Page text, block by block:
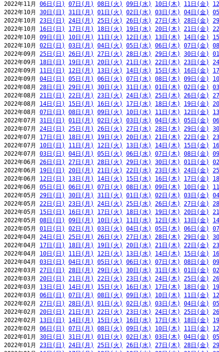
2022年11月 06日(日) 07日(月) 08日(火) 09日(水) 10日(木) 11日(金)
2022年10月 30日(日) 31日(月) 01日(火) 02日(水) 03日(木) 04日(金)
2022年10月 23日(日) 24日(月) 25日(火) 26日(水) 27日(木) 28日(金)
2022年10月 16日(日) 17日(月) 18日(火) 19日(水) 20日(木) 21日(金)
2022年10月 09日(日) 10日(月) 11日(火) 12日(水) 13日(木) 14日(金)
2022年10月 02日(日) 03日(月) 04日(火) 05日(水) 06日(木) 07日(金)
2022年09月 25日(日) 26日(月) 27日(火) 28日(水) 29日(木) 30日(金)
2022年09月 18日(日) 19日(月) 20日(火) 21日(水) 22日(木) 23日(金)
2022年09月 11日(日) 12日(月) 13日(火) 14日(水) 15日(木) 16日(金)
2022年09月 04日(日) 05日(月) 06日(火) 07日(水) 08日(木) 09日(金)
2022年08月 28日(日) 29日(月) 30日(火) 31日(水) 01日(木) 02日(金)
2022年08月 21日(日) 22日(月) 23日(火) 24日(水) 25日(木) 26日(金)
2022年08月 14日(日) 15日(月) 16日(火) 17日(水) 18日(木) 19日(金)
2022年08月 07日(日) 08日(月) 09日(火) 10日(水) 11日(木) 12日(金)
2022年07月 31日(日) 01日(月) 02日(火) 03日(水) 04日(木) 05日(金)
2022年07月 24日(日) 25日(月) 26日(火) 27日(水) 28日(木) 29日(金)
2022年07月 17日(日) 18日(月) 19日(火) 20日(水) 21日(木) 22日(金)
2022年07月 10日(日) 11日(月) 12日(火) 13日(水) 14日(木) 15日(金)
2022年07月 03日(日) 04日(月) 05日(火) 06日(水) 07日(木) 08日(金)
2022年06月 26日(日) 27日(月) 28日(火) 29日(水) 30日(木) 01日(金)
2022年06月 19日(日) 20日(月) 21日(火) 22日(水) 23日(木) 24日(金)
2022年06月 12日(日) 13日(月) 14日(火) 15日(水) 16日(木) 17日(金)
2022年06月 05日(日) 06日(月) 07日(火) 08日(水) 09日(木) 10日(金)
2022年05月 29日(日) 30日(月) 31日(火) 01日(水) 02日(木) 03日(金)
2022年05月 22日(日) 23日(月) 24日(火) 25日(水) 26日(木) 27日(金)
2022年05月 15日(日) 16日(月) 17日(火) 18日(水) 19日(木) 20日(金)
2022年05月 08日(日) 09日(月) 10日(火) 11日(水) 12日(木) 13日(金)
2022年05月 01日(日) 02日(月) 03日(火) 04日(水) 05日(木) 06日(金)
2022年04月 24日(日) 25日(月) 26日(火) 27日(水) 28日(木) 29日(金)
2022年04月 17日(日) 18日(月) 19日(火) 20日(水) 21日(木) 22日(金)
2022年04月 10日(日) 11日(月) 12日(火) 13日(水) 14日(木) 15日(金)
2022年04月 03日(日) 04日(月) 05日(火) 06日(水) 07日(木) 08日(金)
2022年03月 27日(日) 28日(月) 29日(火) 30日(水) 31日(木) 01日(金)
2022年03月 20日(日) 21日(月) 22日(火) 23日(水) 24日(木) 25日(金)
2022年03月 13日(日) 14日(月) 15日(火) 16日(水) 17日(木) 18日(金)
2022年03月 06日(日) 07日(月) 08日(火) 09日(水) 10日(木) 11日(金)
2022年02月 27日(日) 28日(月) 01日(火) 02日(水) 03日(木) 04日(金)
2022年02月 20日(日) 21日(月) 22日(火) 23日(水) 24日(木) 25日(金)
2022年02月 13日(日) 14日(月) 15日(火) 16日(水) 17日(木) 18日(金)
2022年02月 06日(日) 07日(月) 08日(火) 09日(水) 10日(木) 11日(金)
2022年01月 30日(日) 31日(月) 01日(火) 02日(水) 03日(木) 04日(金)
2022年01月 23日(日) 24日(月) 25日(火) 26日(水) 27日(木) 28日(金)